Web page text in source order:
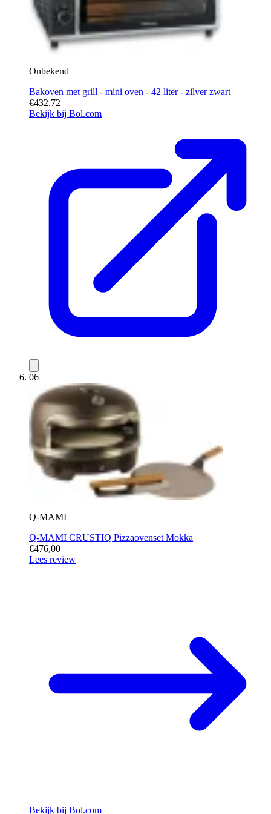
Onbekend
Bakoven met grill - mini oven - 42 liter - zilver zwart
€432,72
Bekijk bij Bol.com
06
Q-MAMI
Q-MAMI CRUSTIQ Pizzaovenset Mokka
€476,00
Lees review
Bekijk bij Bol.com